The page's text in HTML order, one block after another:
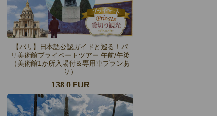
【パリ】日本語公認ガイドと巡る！パ
リ美術館プライベートツアー 午前/午後
（美術館1か所入場付＆専用車プランあ
り）
138.0 EUR